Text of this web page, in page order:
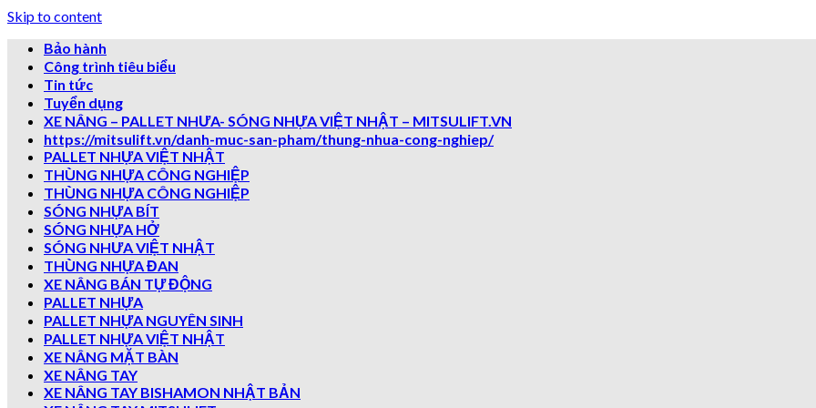
Skip to content
Bảo hành
Công trình tiêu biểu
Tin tức
Tuyển dụng
XE NÂNG – PALLET NHƯA- SÓNG NHỰA VIỆT NHẬT – MITSULIFT.VN
https://mitsulift.vn/danh-muc-san-pham/thung-nhua-cong-nghiep/
PALLET NHỰA VIỆT NHẬT
THÙNG NHỰA CÔNG NGHIỆP
THÙNG NHỰA CÔNG NGHIỆP
SÓNG NHỰA BÍT
SÓNG NHỰA HỞ
SÓNG NHƯA VIỆT NHẬT
THÙNG NHỰA ĐAN
XE NÂNG BÁN TỰ ĐỘNG
PALLET NHỰA
PALLET NHỰA NGUYÊN SINH
PALLET NHỰA VIỆT NHẬT
XE NÂNG MẶT BÀN
XE NÂNG TAY
XE NÂNG TAY BISHAMON NHẬT BẢN